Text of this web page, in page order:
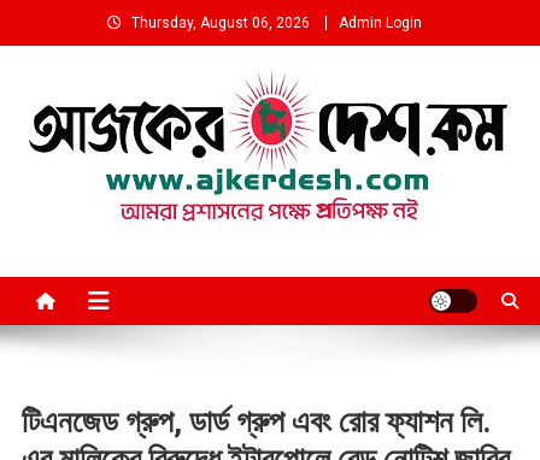
to
Thursday, August 06, 2026 Admin Login
টিএনজেড গ্রুপ, ডার্ড গ্রুপ এবং রোর ফ্যাশন লি.